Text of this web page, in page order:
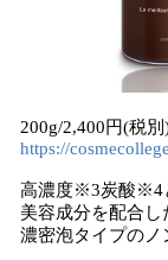
200g/2,400円(税別
https://
高濃度※3炭酸※4
美容成分を配合し
濃密泡タイプのノ